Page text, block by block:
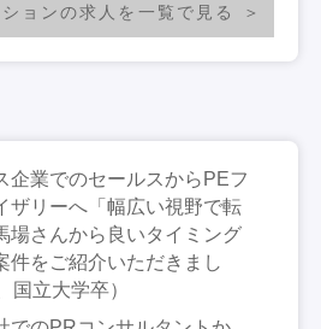
ョンの求人を一覧で見る
企業でのセールスからPEフ
ザリーへ「幅広い視野で転
場さんから良いタイミング
件をご紹介いただきまし
国立大学卒）